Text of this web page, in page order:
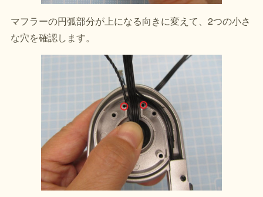
マフラーの円弧部分が上になる向きに変えて、2つの小さ
な穴を確認します。